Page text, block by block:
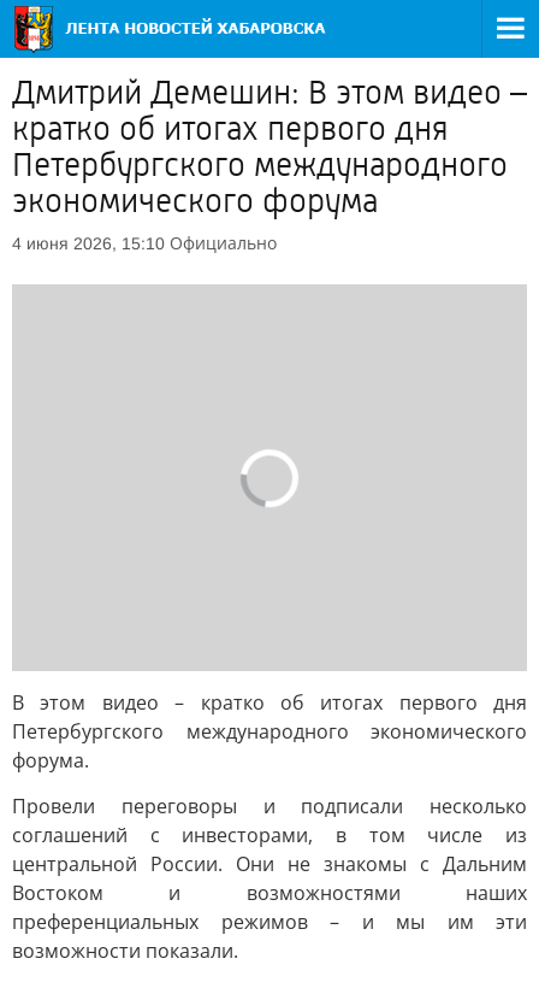
Дмитрий Демешин: В этом видео –
кратко об итогах первого дня
Петербургского международного
экономического форума
4 июня 2026, 15:10 Официально
В этом видео – кратко об итогах первого дня
Петербургского международного экономического
форума.
Провели переговоры и подписали несколько
соглашений с инвесторами, в том числе из
центральной России. Они не знакомы с Дальним
Востоком и возможностями наших
преференциальных режимов – и мы им эти
возможности показали.